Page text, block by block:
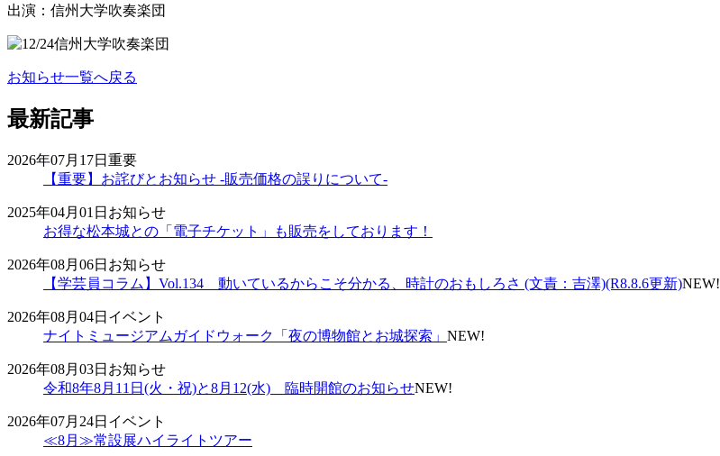
出演：信州大学吹奏楽団
お知らせ一覧へ戻る
最新記事
2026年07月17日 重要
【重要】お詫びとお知らせ -販売価格の誤りについて-
2025年04月01日 お知らせ
お得な松本城との「電子チケット」も販売をしております！
2026年08月06日 お知らせ
【学芸員コラム】Vol.134 動いているからこそ分かる、時計のおもしろさ (文責：吉澤)(R8.8.6更新)NEW!
2026年08月04日 イベント
ナイトミュージアムガイドウォーク「夜の博物館とお城探索」 NEW!
2026年08月03日 お知らせ
令和8年8月11日(火・祝)と8月12(水) 臨時開館のお知らせNEW!
2026年07月24日 イベント
≪8月≫常設展ハイライトツアー